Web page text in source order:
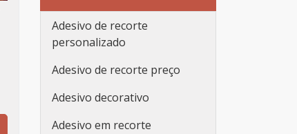
Adesivo de recorte
personalizado
Adesivo de recorte preço
Adesivo decorativo
Adesivo em recorte